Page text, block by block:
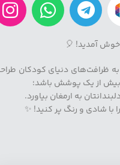
خوش آمدید! 🎈
ظرافت‌های دنیای کودکان
از یک پوشش باشد؛
به ارمغان بیاورد.
با شادی و رنگ پر کنید! ✨